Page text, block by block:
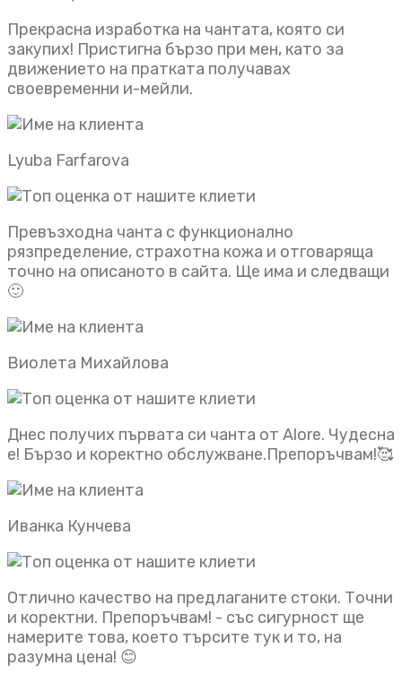
Прекрасна изработка на чантата, която си
закупих! Пристигна бързо при мен, като за
движението на пратката получавах
своевременни и-мейли.
Lyuba Farfarova
Превъзходна чанта с функционално
рязпределение, страхотна кожа и отговаряща
точно на описаното в сайта. Ще има и следващи
🙂
Виолета Михайлова
Днес получих първата си чанта от Alore. Чудесна
е! Бързо и коректно обслужване.Препоръчвам!🥰
Иванка Кунчева
Отлично качество на предлаганите стоки. Точни
и коректни. Препоръчвам! - със сигурност ще
намерите това, което търсите тук и то, на
разумна цена! 😊